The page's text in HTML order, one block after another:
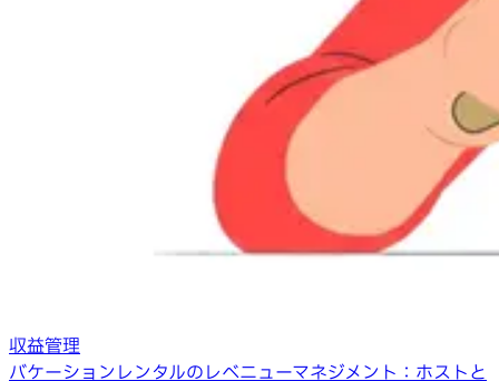
収益管理
バケーションレンタルのレベニューマネジメント：ホストと